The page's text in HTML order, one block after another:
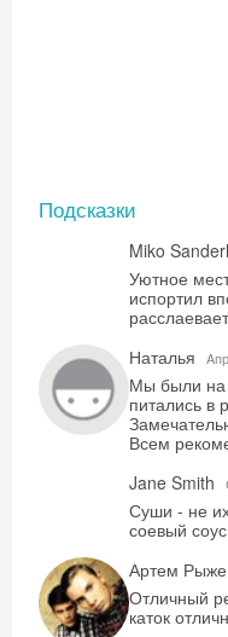
Подсказки
Miko
Уютное
испортил
Наталья
Мы были на
питались в
Всем
Jane Smith
Суши - не
соевый
Артем
Отличный
каток